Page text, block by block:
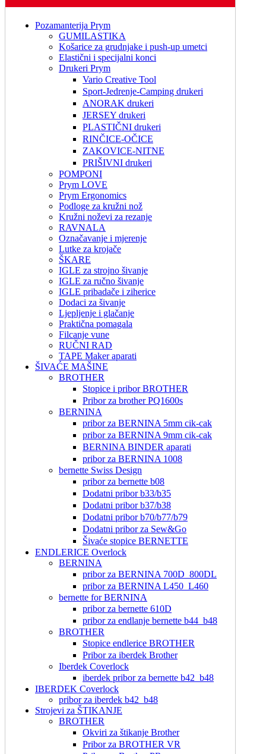
Pozamanterija Prym
GUMILASTIKA
Košarice za grudnjake i push-up umetci
Elastični i specijalni konci
Drukeri Prym
Vario Creative Tool
Sport-Jedrenje-Camping drukeri
ANORAK drukeri
JERSEY drukeri
PLASTIČNI drukeri
RINČICE-OČICE
ZAKOVICE-NITNE
PRIŠIVNI drukeri
POMPONI
Prym LOVE
Prym Ergonomics
Podloge za kružni nož
Kružni noževi za rezanje
RAVNALA
Označavanje i mjerenje
Lutke za krojače
ŠKARE
IGLE za strojno šivanje
IGLE za ručno šivanje
IGLE pribadače i ziherice
Dodaci za šivanje
Ljepljenje i glačanje
Praktična pomagala
Filcanje vune
RUČNI RAD
TAPE Maker aparati
ŠIVAĆE MAŠINE
BROTHER
Stopice i pribor BROTHER
Pribor za brother PQ1600s
BERNINA
pribor za BERNINA 5mm cik-cak
pribor za BERNINA 9mm cik-cak
BERNINA BINDER aparati
pribor za BERNINA 1008
bernette Swiss Design
pribor za bernette b08
Dodatni pribor b33/b35
Dodatni pribor b37/b38
Dodatni pribor b70/b77/b79
Dodatni pribor za Sew&Go
Šivaće stopice BERNETTE
ENDLERICE Overlock
BERNINA
pribor za BERNINA 700D_800DL
pribor za BERNINA L450_L460
bernette for BERNINA
pribor za bernette 610D
pribor za endlanje bernette b44_b48
BROTHER
Stopice endlerice BROTHER
Pribor za iberdek Brother
Iberdek Coverlock
iberdek pribor za bernette b42_b48
IBERDEK Coverlock
pribor za iberdek b42_b48
Strojevi za ŠTIKANJE
BROTHER
Okviri za štikanje Brother
Pribor za BROTHER VR